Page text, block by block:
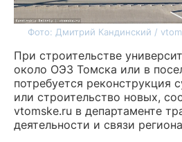
Фото: Дмитрий Кандинский /
При строительстве
около ОЭЗ Томска или в
потребуется реконструкция
или строительство новых,
vtomske.ru в департаменте
деятельности и связи